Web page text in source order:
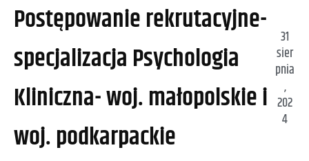
Postępowanie rekrutacyjne-
specjalizacja Psychologia
Kliniczna- woj. małopolskie i
woj. podkarpackie
31
sier
pnia
,
202
4